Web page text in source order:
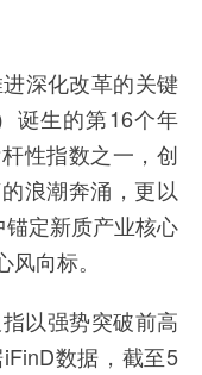
深化改革的关键
诞生的第16个年
性指数之一，创
浪潮奔涌，更以
定新质产业核心
向标。
以强势突破前高
数据，截至5